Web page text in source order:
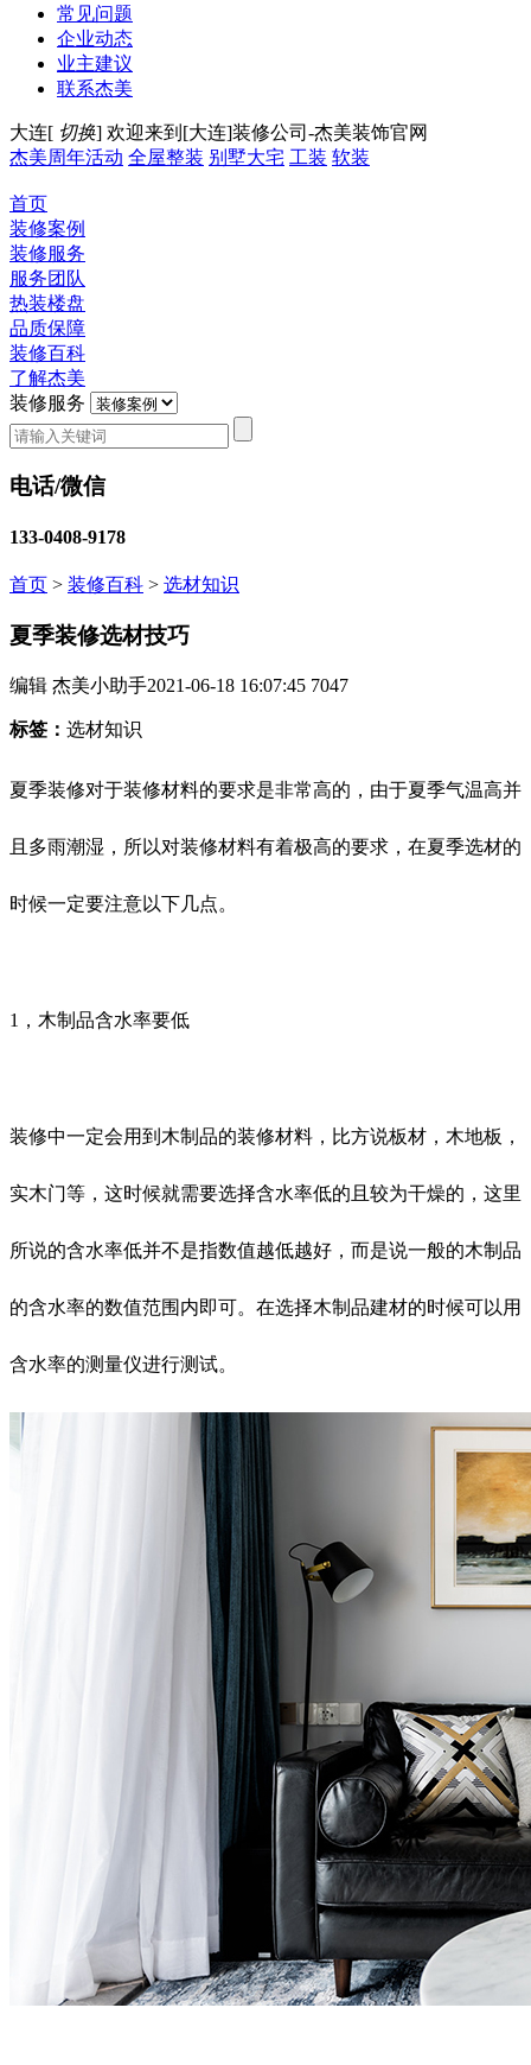
常见问题
企业动态
业主建议
联系杰美
大连[ 切换] 欢迎来到[大连]装修公司-杰美装饰官网
杰美周年活动 全屋整装 别墅大宅 工装 软装
首页
装修案例
装修服务
服务团队
热装楼盘
品质保障
装修百科
了解杰美
装修服务
电话/微信
133-0408-9178
首页 > 装修百科 > 选材知识
夏季装修选材技巧
编辑 杰美小助手2021-06-18 16:07:45 7047
标签： 选材知识
夏季装修对于装修材料的要求是非常高的，由于夏季气温高并
且多雨潮湿，所以对装修材料有着极高的要求，在夏季选材的
时候一定要注意以下几点。
1，木制品含水率要低
装修中一定会用到木制品的装修材料，比方说板材，木地板，
实木门等，这时候就需要选择含水率低的且较为干燥的，这里
所说的含水率低并不是指数值越低越好，而是说一般的木制品
的含水率的数值范围内即可。在选择木制品建材的时候可以用
含水率的测量仪进行测试。